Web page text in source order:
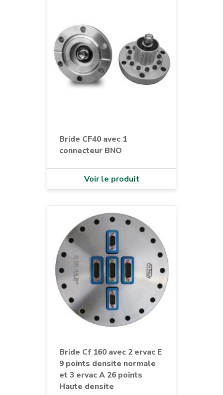
Bride CF40 avec 1
connecteur BNO
Voir le produit
Bride Cf 160 avec 2 ervac E
9 points densite normale
et 3 ervac A 26 points
Haute densite